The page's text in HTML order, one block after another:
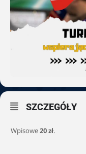
SZCZEGÓŁY
Wpisowe20 zł.